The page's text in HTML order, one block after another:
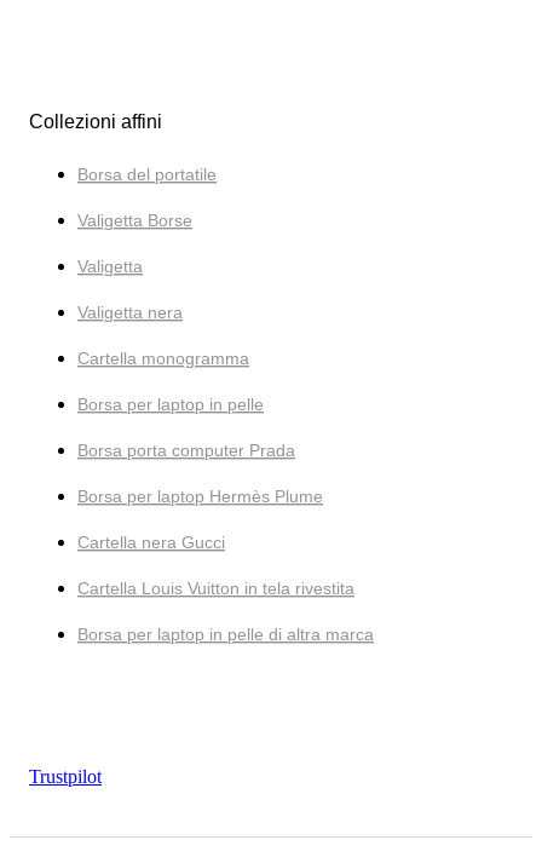
Collezioni affini
Borsa del portatile
Valigetta Borse
Valigetta
Valigetta nera
Cartella monogramma
Borsa per laptop in pelle
Borsa porta computer Prada
Borsa per laptop Hermès Plume
Cartella nera Gucci
Cartella Louis Vuitton in tela rivestita
Borsa per laptop in pelle di altra marca
Trustpilot